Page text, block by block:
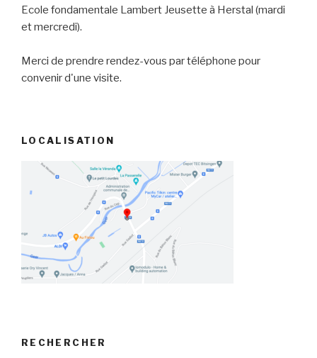
Ecole fondamentale Lambert Jeusette à Herstal (mardi
et mercredi).
Merci de prendre rendez-vous par téléphone pour
convenir d'une visite.
LOCALISATION
RECHERCHER